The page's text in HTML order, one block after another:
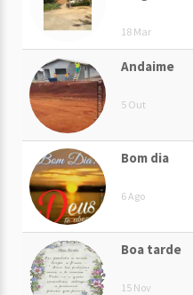
18 Mar
Andaime
5 Out
Bom dia
6 Ago
Boa tarde
15 Nov